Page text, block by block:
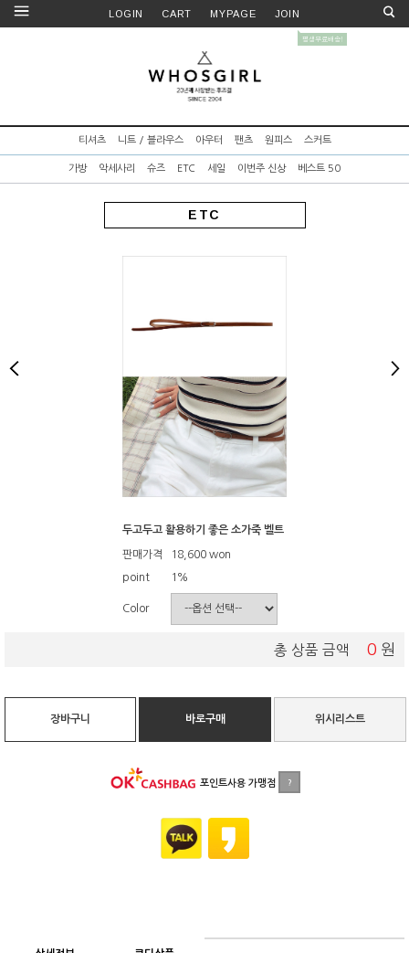
LOGIN CART MYPAGE JOIN
티셔츠 니트 / 블라우스 아우터 팬츠 원피스 스커트
가방 악세사리 슈즈 ETC 세일 이번주 신상 베스트 50
ETC
두고두고 활용하기 좋은 소가죽 벨트
판매가격 18,600 won
point 1%
Color
총 상품 금액 0 원
장바구니 바로구매 위시리스트
포인트사용 가맹점 ?